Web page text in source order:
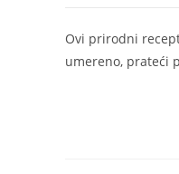
Ovi prirodni
umereno, prateći